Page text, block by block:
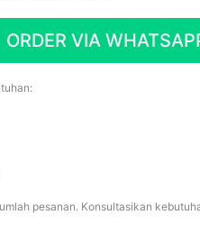
ORDER VIA
pesanan. Konsultasikan